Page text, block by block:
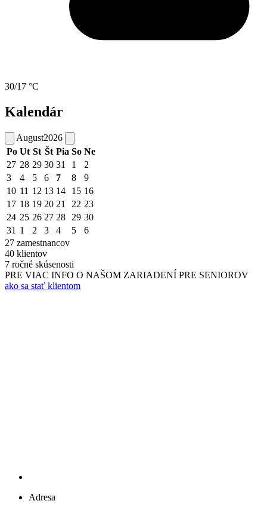
30/17 °C
Kalendár
August2026
Po Ut St Št Pia So Ne
27 28 29 30 31 1
2
3
4 5 6 7 8
9
10 11 12 13 14 15 16
17 18 19 20 21 22 23
24 25 26 27 28 29 30
31 1 2 3 4 5
6
27 zamestnancov
40 klientov
7 ročné skúsenosti
PRE VIAC INFO O NAŠOM ZARIADENÍ PRE SENIOROV
ako sa stať klientom
Adresa